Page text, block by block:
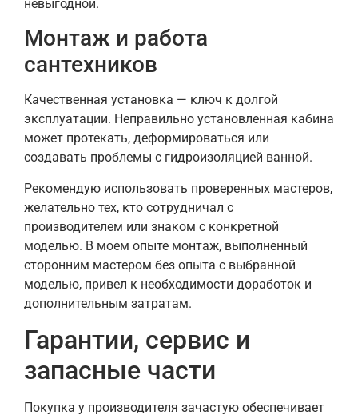
невыгодной.
Монтаж и работа
сантехников
Качественная установка — ключ к долгой
эксплуатации. Неправильно установленная кабина
может протекать, деформироваться или
создавать проблемы с гидроизоляцией ванной.
Рекомендую использовать проверенных мастеров,
желательно тех, кто сотрудничал с
производителем или знаком с конкретной
моделью. В моем опыте монтаж, выполненный
сторонним мастером без опыта с выбранной
моделью, привел к необходимости доработок и
дополнительным затратам.
Гарантии, сервис и
запасные части
Покупка у производителя зачастую обеспечивает